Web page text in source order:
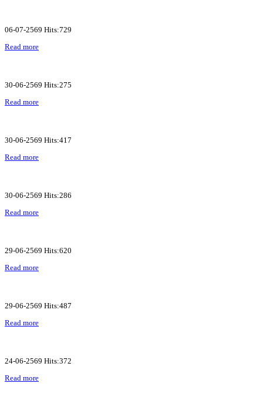
06-07-2569 Hits:729
Read more
30-06-2569 Hits:275
Read more
30-06-2569 Hits:417
Read more
30-06-2569 Hits:286
Read more
29-06-2569 Hits:620
Read more
29-06-2569 Hits:487
Read more
24-06-2569 Hits:372
Read more